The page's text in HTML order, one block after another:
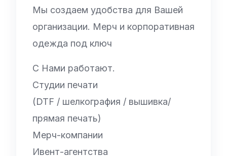
Мы создаем удобства для Вашей
организации. Мерч и корпоративная
одежда под ключ
С Нами работают.
Студии печати
(DTF / шелкография / вышивка/
прямая печать)
Мерч-компании
Ивент-агентства